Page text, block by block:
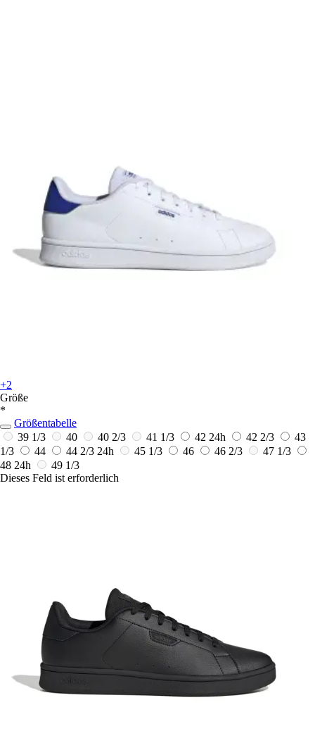
+2
Größe
*
Größentabelle
39 1/3
40 40 2/3 41 1/3 42 24h 42 2/3
43
1/3
44 44 2/3 24h 45 1/3 46 46 2/3
47 1/3
48 24h
49 1/3
Dieses Feld ist erforderlich